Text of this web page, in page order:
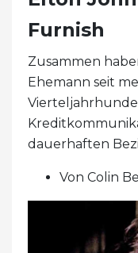
Furnish
Zusammen
Ehemann seit
dauerhaften
Von Colin